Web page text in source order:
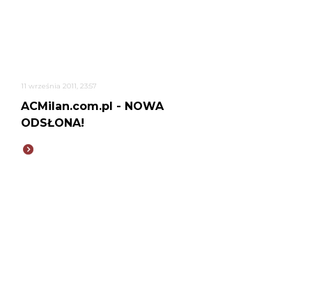
11 września 2011, 23:57
ACMilan.com.pl - NOWA
ODSŁONA!